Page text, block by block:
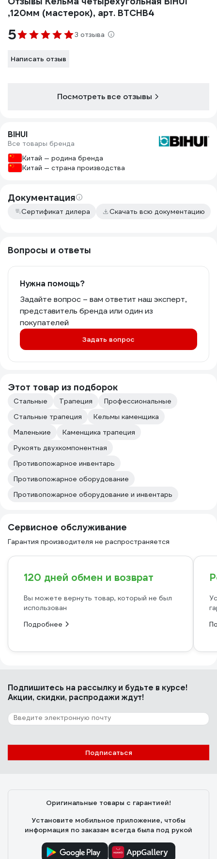
,120мм (мастерок), арт. BTCHB4
5 3 отзыва
Написать отзыв
Посмотреть все отзывы
BIHUI
Все товары бренда
Китай — родина бренда
Китай — страна производства
Документация
Сертификат дилера Скачать всю документацию
Вопросы и ответы
Нужна помощь?
Задайте вопрос – вам ответит наш эксперт,
представитель бренда или один из
покупателей
Задать вопрос
Этот товар из подборок
Стальные Трапеция
Профессиональные
Стальные трапеция
Кельмы каменщика
Маленькие
Каменщика трапеция
Рукоять двухкомпонентная
Противопожарное инвентарь
Противопожарное оборудование
Противопожарное оборудование и инвентарь
Сервисное обслуживание
Гарантия производителя не распространяется
120 дней обмен и возврат
Вы можете вернуть товар, который не был
использован
Подробнее
Подпишитесь на рассылкуи будьте в курсе!
Акции, скидки, распродажи ждут!
Подписаться
Оригинальные товары с гарантией!
Установите мобильное приложение, чтобы
информация по заказам всегда была под рукой